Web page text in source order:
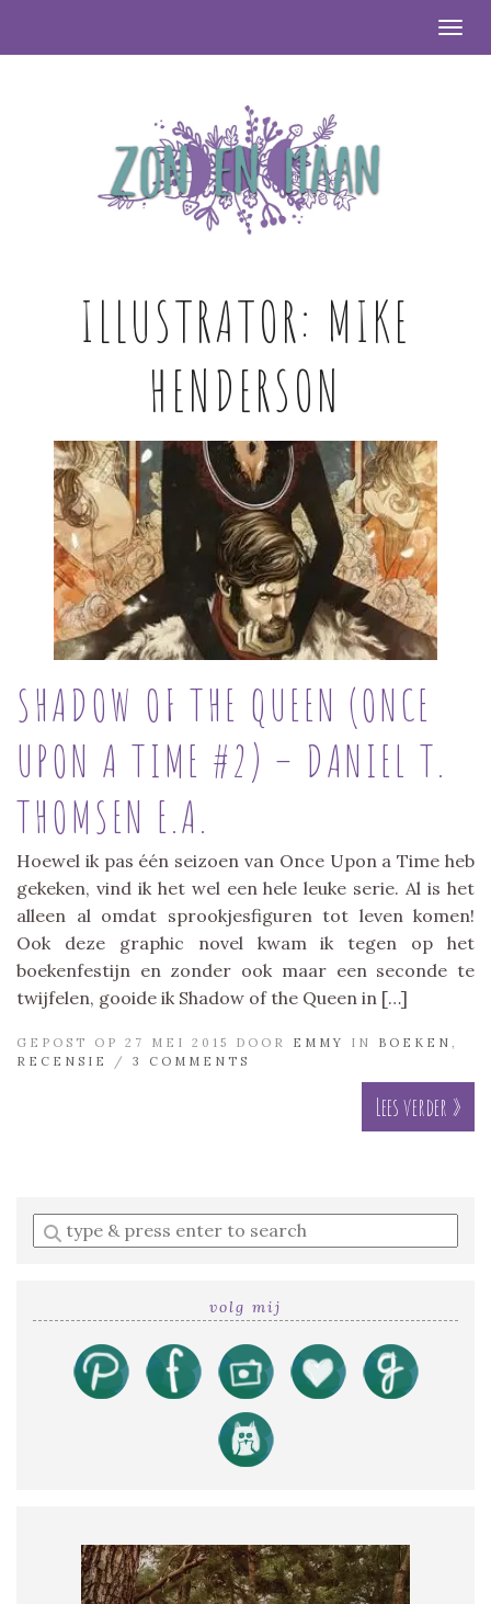
ILLUSTRATOR: MIKE
HENDERSON
SHADOW OF THE QUEEN (ONCE
UPON A TIME #2) – DANIEL T.
THOMSEN E.A.
Hoewel ik pas één seizoen van Once Upon a Time heb
gekeken, vind ik het wel een hele leuke serie. Al is het
alleen al omdat sprookjesfiguren tot leven komen!
Ook deze graphic novel kwam ik tegen op het
boekenfestijn en zonder ook maar een seconde te
twijfelen, gooide ik Shadow of the Queen in […]
GEPOST OP 27 MEI 2015 DOOR EMMY IN BOEKEN
RECENSIE
/ 3 COMMENTS
Lees verder »
Enter
a
volg mij